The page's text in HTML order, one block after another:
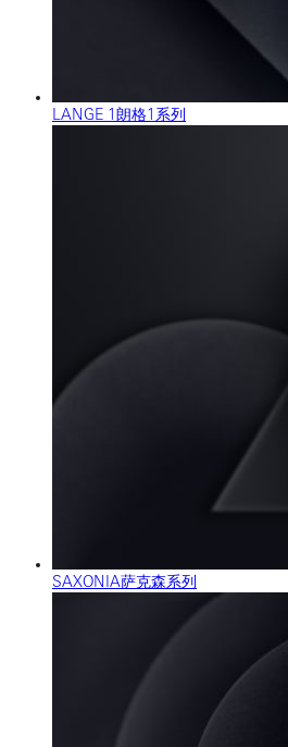
LANGE 1朗格1系列
SAXONIA萨克森系列